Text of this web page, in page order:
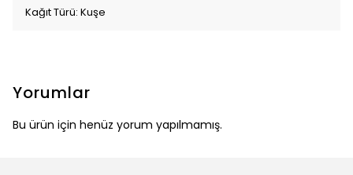
Kağıt Türü: Kuşe
Yorumlar
Bu ürün için henüz yorum yapılmamış.